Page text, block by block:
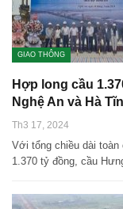
GIAO THÔNG
Hợp long cầu
Nghệ An và Hà
Th3 17, 2024
Với tổng chiều dài
1.370 tỷ đồng, cầu